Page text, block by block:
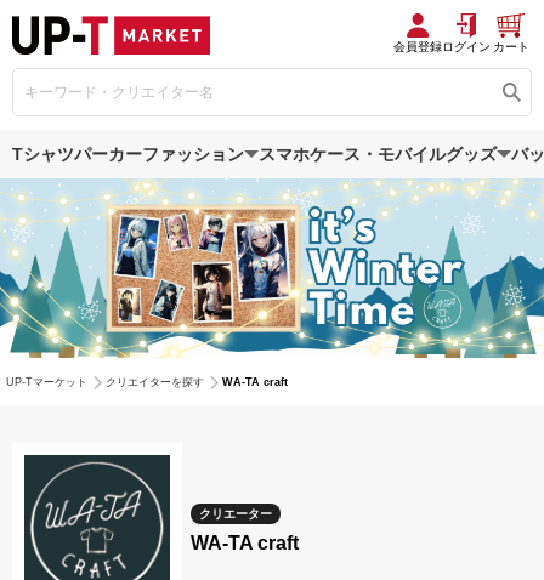
会員登録ログイン カート
Tシャツパーカーファッション スマホケース・モバイルグッズ バ
UP-Tマーケット クリエイターを探す WA-TA craft
クリエーター
WA-TA craft